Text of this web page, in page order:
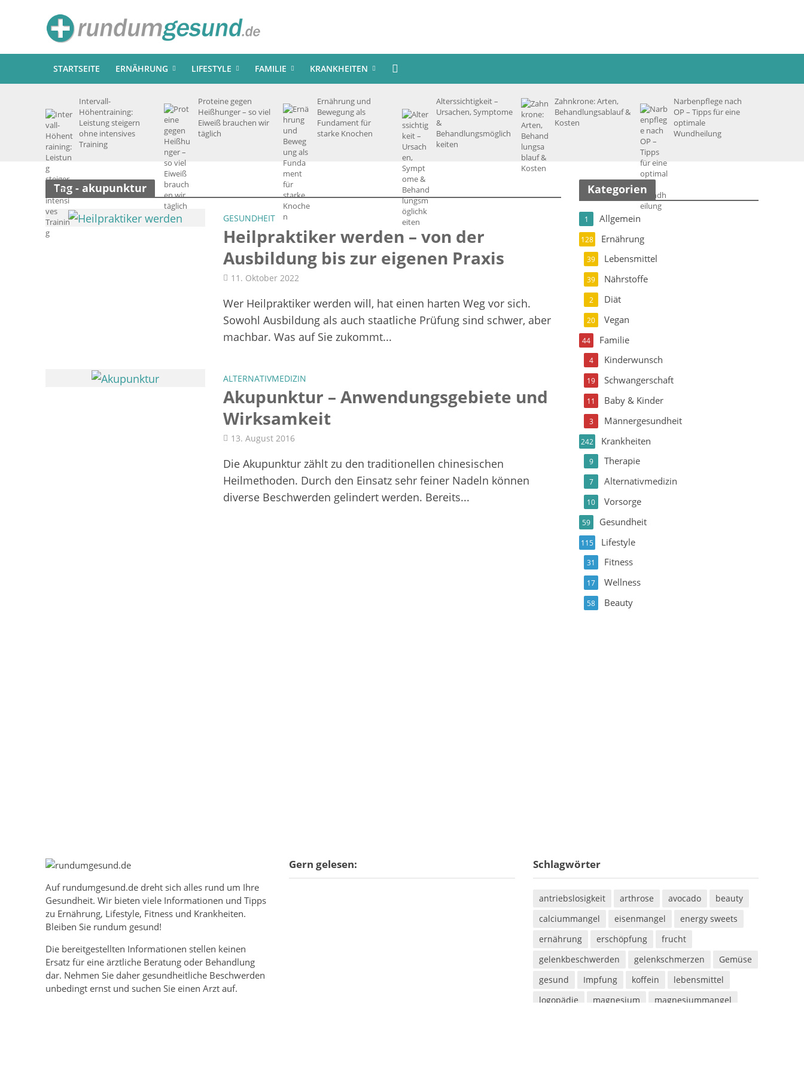
STARTSEITE ERNÄHRUNG LIFESTYLE FAMILIE KRANKHEITEN
Intervall-
Höhentraining:
Leistung steigern
ohne intensives
Training
Proteine gegen
Heißhunger – so viel
Eiweiß brauchen wir
täglich
Ernährung und
Bewegung als
Fundament für
starke Knochen
Alterssichtigkeit –
Ursachen, Symptome
&
Behandlungsmöglich
keiten
Zahnkrone: Arten,
Behandlungsablauf &
Kosten
Narbenpflege nach
OP – Tipps für eine
optimale
Wundheilung
Tag - akupunktur
GESUNDHEIT
Heilpraktiker werden – von der
Ausbildung bis zur eigenen Praxis
11. Oktober 2022
Wer Heilpraktiker werden will, hat einen harten Weg vor sich.
Sowohl Ausbildung als auch staatliche Prüfung sind schwer, aber
machbar. Was auf Sie zukommt...
ALTERNATIVMEDIZIN
Akupunktur – Anwendungs­gebiete und
Wirksamkeit
13. August 2016
Die Akupunktur zählt zu den traditionellen chinesischen
Heilmethoden. Durch den Einsatz sehr feiner Nadeln können
diverse Beschwerden gelindert werden. Bereits...
Kategorien
Allgemein
1
Ernährung
128
Lebensmittel
39
Nährstoffe
39
Diät
2
Vegan
20
Familie
44
Kinderwunsch
4
Schwangerschaft
19
Baby & Kinder
11
Männergesundheit
3
Krankheiten
242
Therapie
9
Alternativmedizin
7
Vorsorge
10
Gesundheit
59
Lifestyle
115
Fitness
31
Wellness
17
Beauty
58
Auf rundumgesund.dedreht sich alles rund um Ihre
Gesundheit. Wir bieten viele Informationen und Tipps
zu Ernährung, Lifestyle, Fitness und Krankheiten.
Bleiben Sie rundum gesund!
Die bereitgestellten Informationen stellen keinen
Ersatz für eine ärztliche Beratung oder Behandlung
dar. Nehmen Sie daher gesundheitliche Beschwerden
unbedingt ernst und suchen Sie einen Arzt auf.
Gern gelesen: Schlagwörter
antriebslosigkeit arthrose avocado
beauty
calciummangel
eisenmangel
energy sweets
ernährung
erschöpfung
frucht
gelenkbeschwerden
gelenkschmerzen
Gemüse
gesund
Impfung koffein
lebensmittel
logopädie
magnesium
magnesiummangel